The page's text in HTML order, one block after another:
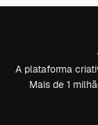
A plataforma
Mais de 1